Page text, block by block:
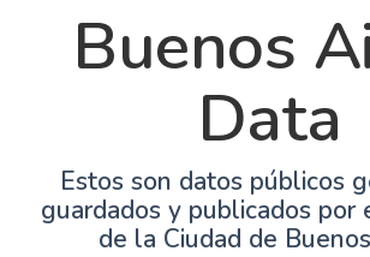
Buenos
Data
Estos son datos públicos
guardados y publicados por
de la Ciudad de